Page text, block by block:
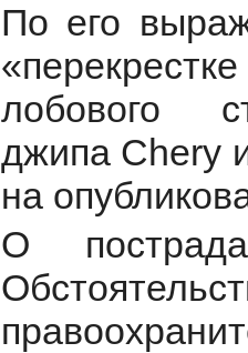
По его
лобового
джипа Chery
на
О